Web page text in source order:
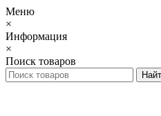
Меню
×
Информация
×
Поиск товаров